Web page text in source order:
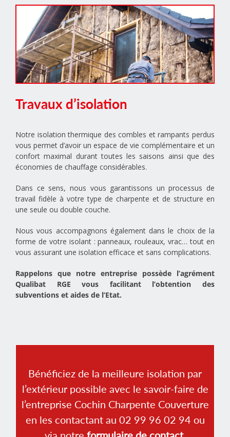
Travaux d’isolation
Notre isolation thermique des combles et rampants perdus
vous permet d’avoir un espace de vie complémentaire et un
confort maximal durant toutes les saisons ainsi que des
économies de chauffage considérables.
Dans ce sens, nous vous garantissons un processus de
travail fidèle à votre type de charpente et de structure en
une seule ou double couche.
Nous vous accompagnons également dans le choix de la
forme de votre isolant : panneaux, rouleaux, vrac… tout en
vous assurant une isolation efficace et sans complications.
Rappelons que notre entreprise possède l’agrément
Qualibat RGE vous facilitant l’obtention des
subventions et aides de l’Etat.
Bénéficiez de la meilleure isolation par
l’extérieur possible avec le savoir-faire de
l’entreprise Cochin Charpente Couverture
en les contactant au 02 99 96 02 94 ou